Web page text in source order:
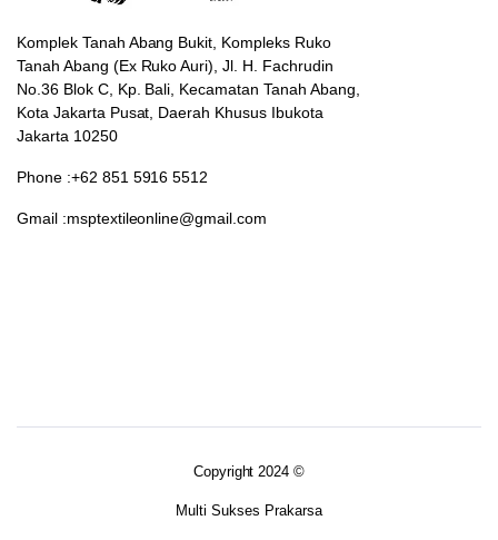
Komplek Tanah Abang Bukit, Kompleks Ruko
Tanah Abang (Ex Ruko Auri), Jl. H. Fachrudin
No.36 Blok C, Kp. Bali, Kecamatan Tanah Abang,
Kota Jakarta Pusat, Daerah Khusus Ibukota
Jakarta 10250
Phone :+62 851 5916 5512
Gmail :msptextileonline@gmail.com
Copyright 2024 ©
Multi Sukses Prakarsa